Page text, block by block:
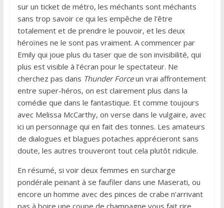
sur un ticket de métro, les méchants sont méchants
sans trop savoir ce qui les empêche de l’être
totalement et de prendre le pouvoir, et les deux
héroïnes ne le sont pas vraiment. A commencer par
Emily qui joue plus du taser que de son invisibilité, qui
plus est visible à l’écran pour le spectateur. Ne
cherchez pas dans Thunder Forceun vrai affrontement
entre super-héros, on est clairement plus dans la
comédie que dans le fantastique. Et comme toujours
avec Melissa McCarthy, on verse dans le vulgaire, avec
ici un personnage qui en fait des tonnes. Les amateurs
de dialogues et blagues potaches apprécieront sans
doute, les autres trouveront tout cela plutôt ridicule.
En résumé, si voir deux femmes en surcharge
pondérale peinant à se faufiler dans une Maserati, ou
encore un homme avec des pinces de crabe n’arrivant
pas à boire une coupe de champagne vous fait rire,